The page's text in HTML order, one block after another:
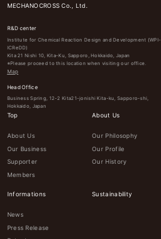
MECHANOCROSS Co., Ltd.
R&D center
Institute for Chemical Reaction Design and Development (WPI-
ICReDD)
Kita 21 Nishi 10, Kita-Ku, Sapporo, Hokkaido, Japan
※Please proceed to this location when visiting our office.
Map
Head Office
Business Spring, 12-2 Kita21-jonishi Kita-ku, Sapporo-shi,
Hokkaido, Japan
Top
About Us
Our Business
Supporter
Members
About Us
Our Philosophy
Our Profile
Our History
Informations
News
Press Release
Sustainability